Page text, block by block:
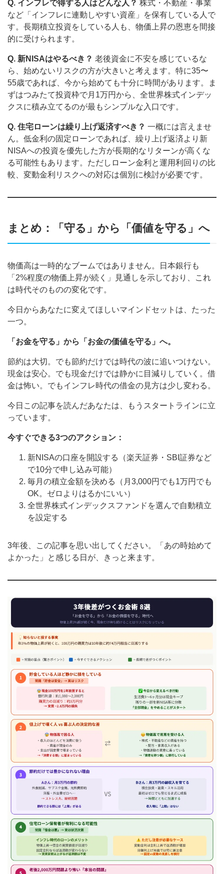
Q. インフレで得する人はどんな人？ 株式・不動産・事業
など「インフレに連動しやすい資産」を保有している人で
す。長期積立投資をしている人も、物価上昇の恩恵を間接
的に受けられます。
Q. 新NISAはやるべき？ 老後資金に不安を感じているな
ら、始めないリスクの方が大きいと考えます。特に35〜
55歳であれば、今から始めても十分に時間があります。ま
ずはつみたて投資枠で月1万円から、全世界株式インデッ
クスに積み立てるのが最もシンプルな入口です。
Q. 住宅ローンは繰り上げ返済すべき？ 一概には言えませ
ん。低金利の固定ローンであれば、繰り上げ返済より新
NISAへの投資を優先した方が長期的なリターンが高くな
る可能性もあります。ただしローン金利と運用利回りの比
較、変動金利リスクへの対応は個別に検討が必要です。
まとめ：「守る」から「価値を守る」へ
物価高は一時的なブームではありません。日本銀行も
「2%程度の物価上昇が続く」見通しを示しており、これ
は時代そのものの変化です。
今日からあなたに変えてほしいマインドセットは、たった
一つ。
「お金を守る」から「お金の価値を守る」へ。
節約は大切。でも節約だけでは時代の波に追いつけない。
現金は安心。でも現金だけでは静かに目減りしていく。借
金は怖い。でもインフレ時代の借金の見方は少し変わる。
今日この記事を読んだあなたは、もうスタートラインに立
っています。
今すぐできる3つのアクション：
新NISAの口座を開設する（楽天証券・SBI証券など
で10分で申し込み可能）
毎月の積立金額を決める（月3,000円でも1万円でも
OK。ゼロよりはるかにいい）
全世界株式インデックスファンドを選んで自動積立
を設定する
3年後、この記事を思い出してください。「あの時始めて
よかった」と感じる日が、きっと来ます。